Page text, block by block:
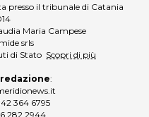
presso il tribunale di Catania
Maria Campese
srls
di Stato Scopri di più
redazione:
364 6795
282 2944